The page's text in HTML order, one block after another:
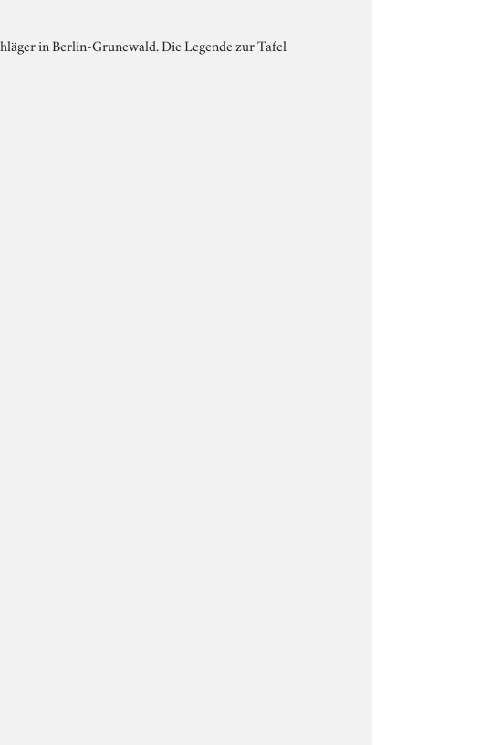
in Berlin-Grunewald. Die Legende zur Tafel